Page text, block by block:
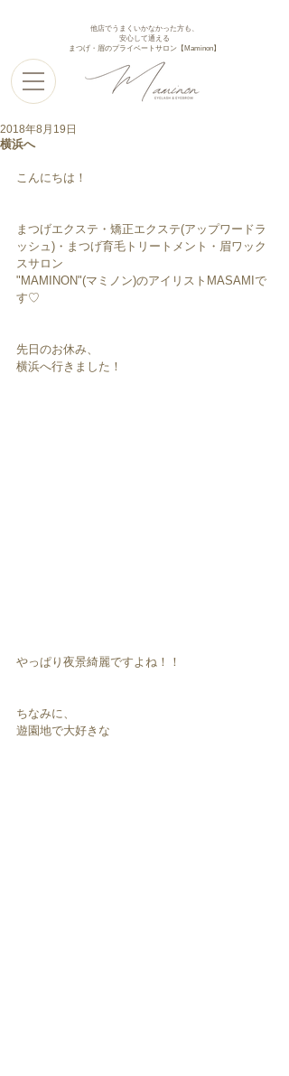
他店でうまくいかなかった方も、
安心して通える
まつげ・眉のプライベートサロン【Maminon】
横浜へ
2018年8月19日
こんにちは！
まつげエクステ・矯正エクステ(アップワードラ
ッシュ)・まつげ育毛トリートメント・眉ワック
スサロン
"MAMINON"(マミノン)のアイリストMASAMIで
す♡
先日のお休み、
横浜へ行きました！
やっぱり夜景綺麗ですよね！！
ちなみに、
遊園地で大好きな